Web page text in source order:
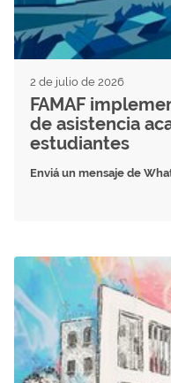
2 de julio de 2026
FAMAF
de asistencia
estudiantes
Enviá un mensaje de